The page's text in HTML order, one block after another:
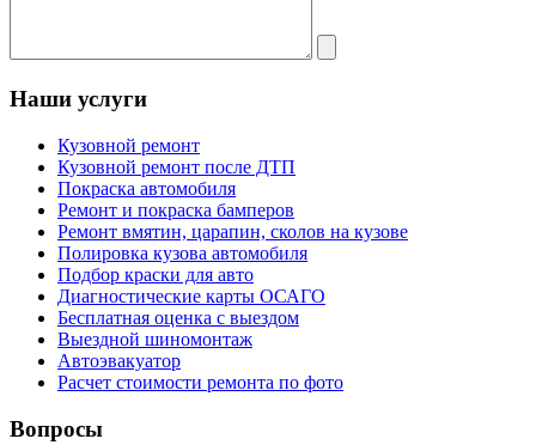
Наши услуги
Кузовной ремонт
Кузовной ремонт после ДТП
Покраска автомобиля
Ремонт и покраска бамперов
Ремонт вмятин, царапин, сколов на кузове
Полировка кузова автомобиля
Подбор краски для авто
Диагностические карты ОСАГО
Бесплатная оценка с выездом
Выездной шиномонтаж
Автоэвакуатор
Расчет стоимости ремонта по фото
Вопросы